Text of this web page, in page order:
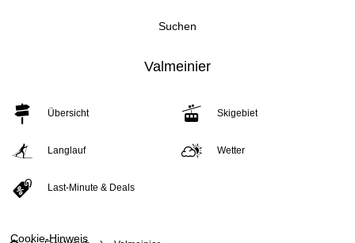
Cookie-Hinweis
Suchen
Valmeinier
Übersicht Skigebiet
Langlauf Wetter
Last-Minute & Deals